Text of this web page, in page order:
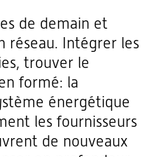
de demain et
réseau. Intégrer les
trouver le
formé: la
énergétique
les fournisseurs
de nouveaux